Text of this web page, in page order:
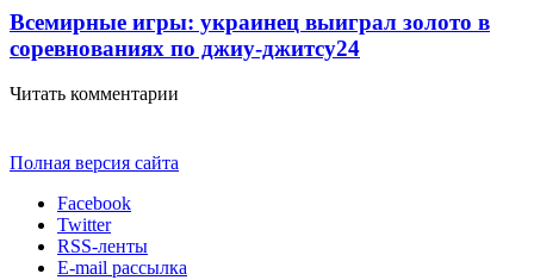
Всемирные игры: украинец выиграл золото в
соревнованиях по джиу-джитсу24
Читать комментарии
Полная версия сайта
Facebook
Twitter
RSS-ленты
E-mail рассылка